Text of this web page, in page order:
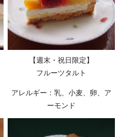
【週末・祝日限定】
フルーツタルト
アレルギー：乳、小麦、卵、ア
ーモンド